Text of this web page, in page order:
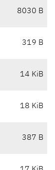
8030 B
319 B
14 KiB
18 KiB
387 B